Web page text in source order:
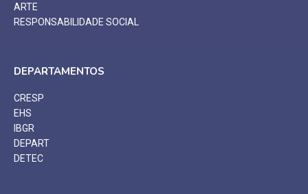
ARTE
RESPONSABILIDADE SOCIAL
DEPARTAMENTOS
CRESP
EHS
IBGR
DEPART
DETEC